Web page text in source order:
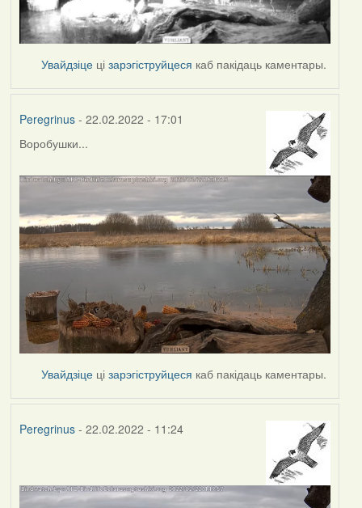
Увайдзіце цізарэгіструйцеся каб пакідаць каментары.
Peregrinus- 22.02.2022 - 17:01
Воробушки...
Увайдзіце цізарэгіструйцеся каб пакідаць каментары.
Peregrinus- 22.02.2022 - 11:24